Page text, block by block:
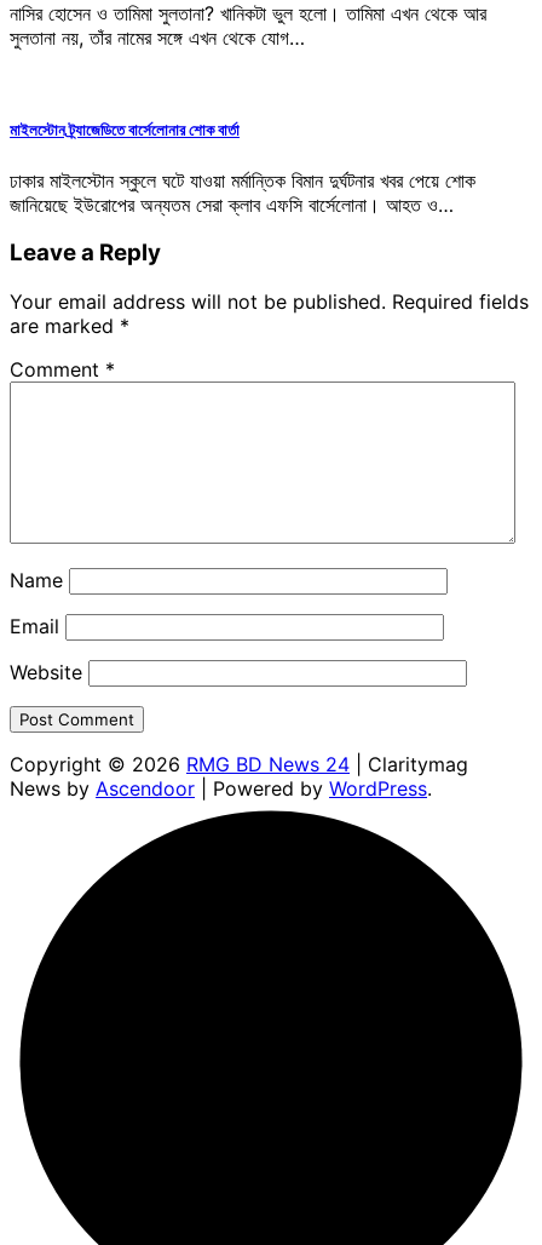
নাসির হোসেন ও তামিমা সুলতানা? খানিকটা ভুল হলো। তামিমা এখন থেকে আর
সুলতানা নয়, তাঁর নামের সঙ্গে এখন থেকে যোগ…
মাইলস্টোন ট্র্যাজেডিতে বার্সেলোনার শোক বার্তা
ঢাকার মাইলস্টোন স্কুলে ঘটে যাওয়া মর্মান্তিক বিমান দুর্ঘটনার খবর পেয়ে শোক
জানিয়েছে ইউরোপের অন্যতম সেরা ক্লাব এফসি বার্সেলোনা। আহত ও…
Leave a Reply
Your email address will not be published. Required fields
are marked *
Comment *
Name
Email
Website
Copyright © 2026 RMG BD News 24 | Claritymag
News by Ascendoor | Powered by WordPress.